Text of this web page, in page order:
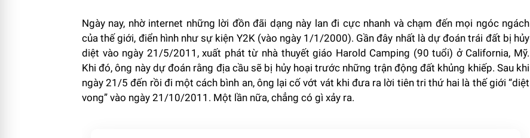
Ngày nay, nhờ internet những lời đồn đãi dạng này lan đi cực nhanh và chạm đến mọi ngóc ngách
của thế giới, điển hình như sự kiện Y2K (vào ngày 1/1/2000). Gần đây nhất là dự đoán trái đất bị hủy
diệt vào ngày 21/5/2011, xuất phát từ nhà thuyết giáo Harold Camping (90 tuổi) ở California, Mỹ.
Khi đó, ông này dự đoán rằng địa cầu sẽ bị hủy hoại trước những trận động đất khủng khiếp. Sau khi
ngày 21/5 đến rồi đi một cách bình an, ông lại cố vớt vát khi đưa ra lời tiên tri thứ hai là thế giới “diệt
vong” vào ngày 21/10/2011. Một lần nữa, chẳng có gì xảy ra.